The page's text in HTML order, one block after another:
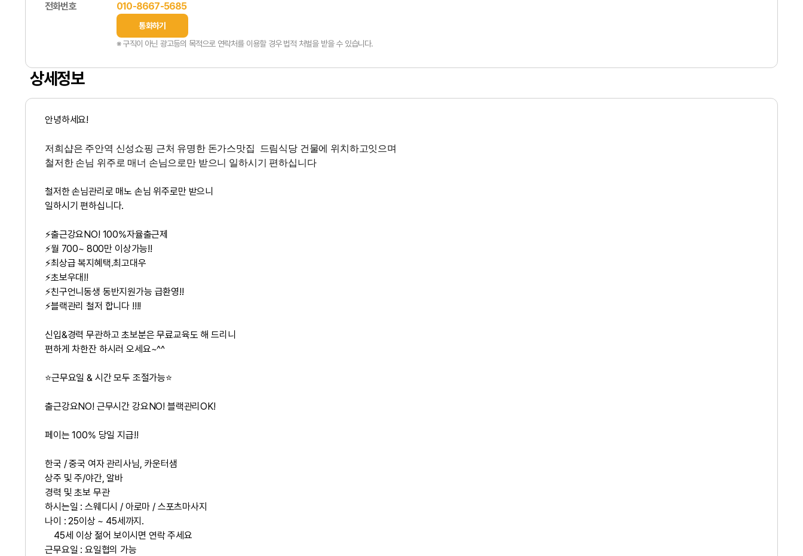
전화번호 010-8667-5685
통화하기
※ 구직이 아닌 광고등의 목적으로 연락처를 이용할 경우 법적 처벌을 받을 수 있습니다.
상세정보
안녕하세요!
저희샵은 주안역 신성쇼핑 근처 유명한 돈가스맛집 드림식당 건물에 위치하고잇으며
철저한 손님 위주로 매너 손님으로만 받으니 일하시기 편하십니다
철저한 손님관리로 매노 손님 위주로만 받으니
일하시기 편하십니다.
⚡출근강요NO! 100%자율출근제
⚡월 700~ 800만 이상가능!!
⚡최상급 복지혜택.최고대우
⚡초보우대!!
⚡친구언니동생 동반지원가능 급환영!!
⚡블랙관리 철저 합니다 !!!!
신입&경력 무관하고 초보분은 무료교육도 해 드리니
편하게 차한잔 하시러 오세요~^^
⭐근무요일 & 시간 모두 조절가능⭐
출근강요NO! 근무시간 강요NO! 블랙관리OK!
페이는 100% 당일 지급!!
한국 / 중국 여자 관리사님, 카운터샘
상주 및 주/야간, 알바
경력 및 초보 무관
하시는일 : 스웨디시 / 아로마 / 스포츠마사지
나이 : 25이상 ~ 45세까지.
45세 이상 젊어 보이시면 연락 주세요
근무요일 : 요일협의 가능